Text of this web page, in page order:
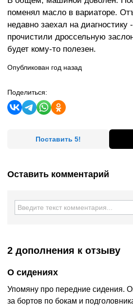
поменял масло в вариаторе.
недавно заехал на
прочистили дроссельную
будет кому-то полезен.
Опубликован год назад
Поделиться:
Поставить 5!
Оставить комментарий
2 дополнения к отзыву
О сидениях
Упомяну про передние сидения.
за бортов по бокам и